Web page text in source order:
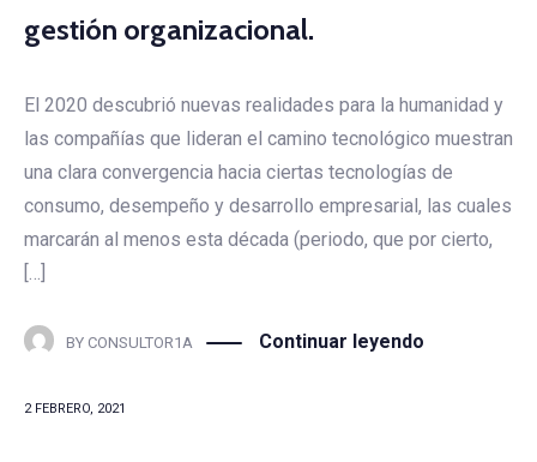
gestión organizacional.
El 2020 descubrió nuevas realidades para la humanidad y
las compañías que lideran el camino tecnológico muestran
una clara convergencia hacia ciertas tecnologías de
consumo, desempeño y desarrollo empresarial, las cuales
marcarán al menos esta década (periodo, que por cierto,
[…]
BY CONSULTOR1A Continuar leyendo
2 FEBRERO, 2021